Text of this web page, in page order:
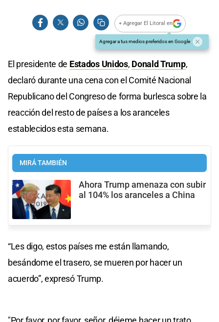
+ Agregar El Litoral en
Agregar a tus medios preferidos en Google
El presidente de Estados Unidos, Donald Trump,
declaró durante una cena con el Comité Nacional
Republicano del Congreso de forma burlesca sobre la
reacción del resto de países a los aranceles
establecidos esta semana.
MIRÁ TAMBIÉN
Ahora Trump amenaza con subir
al 104% los aranceles a China
“Les digo, estos países me están llamando,
besándome el trasero, se mueren por hacer un
acuerdo”, expresó Trump.